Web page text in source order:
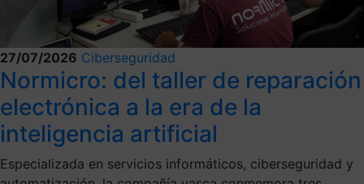
27/07/2026 Ciberseguridad
Normicro: del taller de reparación
electrónica a la era de la
inteligencia artificial
Especializada en servicios informáticos, ciberseguridad y